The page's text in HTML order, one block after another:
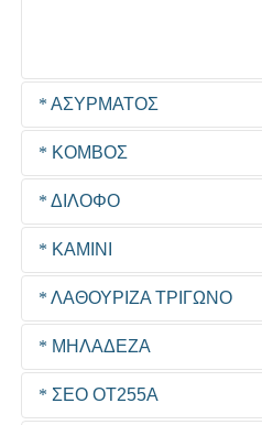
ΑΣΥΡΜΑΤΟΣ
ΚΟΜΒΟΣ
ΔΙΛΟΦΟ
ΚΑΜΙΝΙ
ΛΑΘΟΥΡΙΖΑ ΤΡΙΓΩΝΟ
ΜΗΛΑΔΕΖΑ
ΣΕΟ ΟΤ255Α